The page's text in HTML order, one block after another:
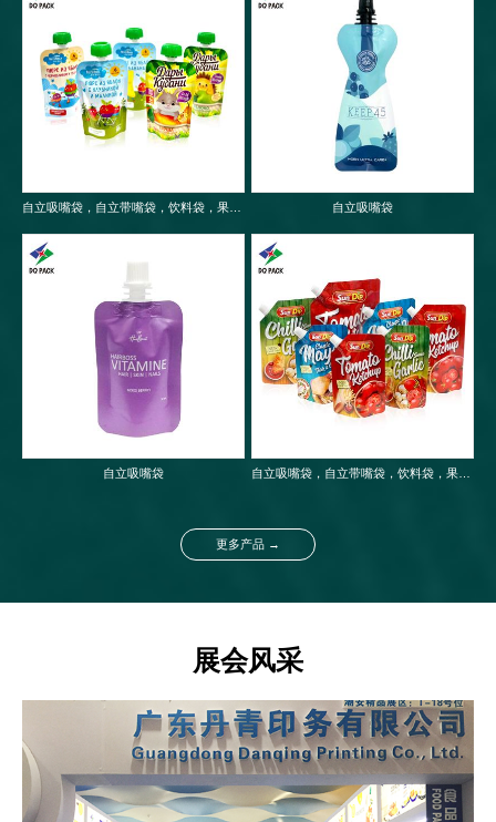
自立吸嘴袋
自立吸嘴袋
更多产品 →
展会风采